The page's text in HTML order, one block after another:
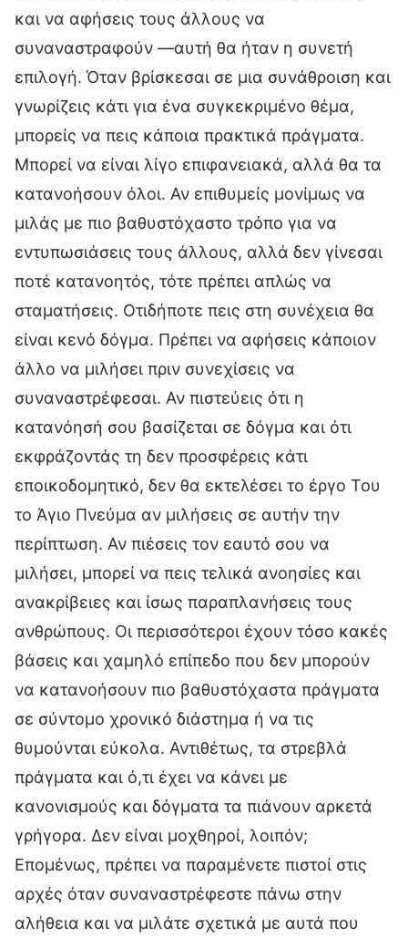
και να αφήσεις τους άλλους να
συναναστραφούν —αυτή θα ήταν η συνετή
επιλογή. Όταν βρίσκεσαι σε μια συνάθροιση και
γνωρίζεις κάτι για ένα συγκεκριμένο θέμα,
μπορείς να πεις κάποια πρακτικά πράγματα.
Μπορεί να είναι λίγο επιφανειακά, αλλά θα τα
κατανοήσουν όλοι. Αν επιθυμείς μονίμως να
μιλάς με πιο βαθυστόχαστο τρόπο για να
εντυπωσιάσεις τους άλλους, αλλά δεν γίνεσαι
ποτέ κατανοητός, τότε πρέπει απλώς να
σταματήσεις. Οτιδήποτε πεις στη συνέχεια θα
είναι κενό δόγμα. Πρέπει να αφήσεις κάποιον
άλλο να μιλήσει πριν συνεχίσεις να
συναναστρέφεσαι. Αν πιστεύεις ότι η
κατανόησή σου βασίζεται σε δόγμα και ότι
εκφράζοντάς τη δεν προσφέρεις κάτι
εποικοδομητικό, δεν θα εκτελέσει το έργο Του
το Άγιο Πνεύμα αν μιλήσεις σε αυτήν την
περίπτωση. Αν πιέσεις τον εαυτό σου να
μιλήσει, μπορεί να πεις τελικά ανοησίες και
ανακρίβειες και ίσως παραπλανήσεις τους
ανθρώπους. Οι περισσότεροι έχουν τόσο κακές
βάσεις και χαμηλό επίπεδο που δεν μπορούν
να κατανοήσουν πιο βαθυστόχαστα πράγματα
σε σύντομο χρονικό διάστημα ή να τις
θυμούνται εύκολα. Αντιθέτως, τα στρεβλά
πράγματα και ό,τι έχει να κάνει με
κανονισμούς και δόγματα τα πιάνουν αρκετά
γρήγορα. Δεν είναι μοχθηροί, λοιπόν;
Επομένως, πρέπει να παραμένετε πιστοί στις
αρχές όταν συναναστρέφεστε πάνω στην
αλήθεια και να μιλάτε σχετικά με αυτά που